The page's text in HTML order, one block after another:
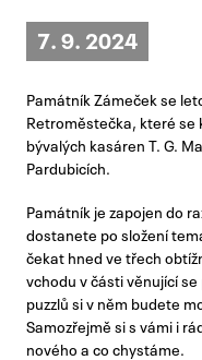
7. 9. 2024
Památník Zámeček se
Retroměstečka, které se
bývalých kasáren T. G.
Pardubicích.
Památník je zapojen do
dostanete po složení
čekat hned ve třech
vchodu v části věnující
puzzlů si v něm budete
Samozřejmě si s vámi i
nového a co chystáme.